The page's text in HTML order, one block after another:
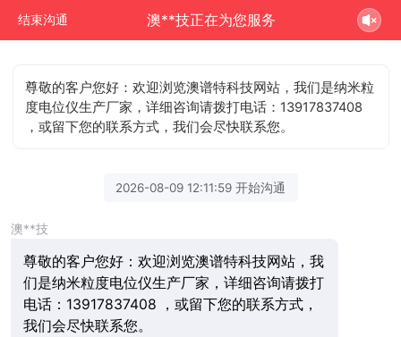
结束沟通 澳**技正在为您服务
尊敬的客户您好：欢迎浏览澳谱特科技网站，我们是纳米粒
度电位仪生产厂家，详细咨询请拨打电话：13917837408
，或留下您的联系方式，我们会尽快联系您。
2026-08-09 12:11:59 开始沟通
澳**技
尊敬的客户您好：欢迎浏览澳谱特科技网站，我
们是纳米粒度电位仪生产厂家，详细咨询请拨打
电话：13917837408 ，或留下您的联系方式，
我们会尽快联系您。